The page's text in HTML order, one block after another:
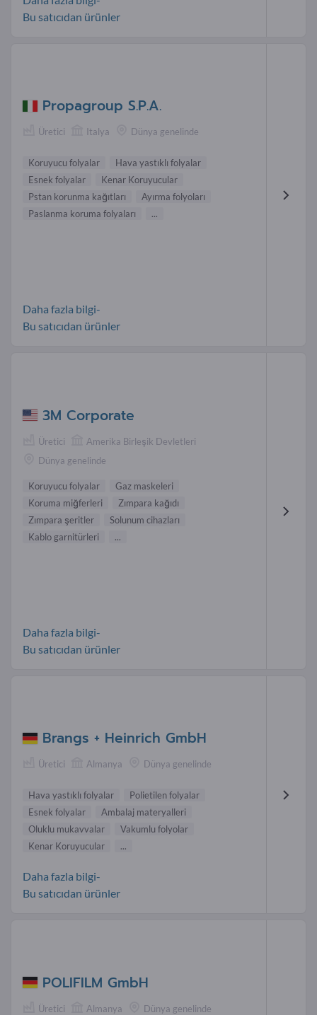
Bu satıcıdan ürünler
Propagroup S.P.A.
Üretici Italya Dünya genelinde
Koruyucu folyalar
Hava yastıklı folyalar
Esnek folyalar
Kenar Koruyucular
Pstan korunma kağıtları
Ayırma folyoları
Paslanma koruma folyaları
...
Daha fazla bilgi-
Bu satıcıdan ürünler
3M Corporate
Üretici
Amerika Birleşik Devletleri
Dünya genelinde
Koruyucu folyalar
Gaz maskeleri
Koruma miğferleri
Zımpara kağıdı
Zımpara şeritler
Solunum cihazları
Kablo garnitürleri
...
Daha fazla bilgi-
Bu satıcıdan ürünler
Brangs + Heinrich GmbH
Üretici Almanya Dünya genelinde
Hava yastıklı folyalar
Polietilen folyalar
Esnek folyalar
Ambalaj materyalleri
Oluklu mukavvalar
Vakumlu folyolar
Kenar Koruyucular
...
Daha fazla bilgi-
Bu satıcıdan ürünler
POLIFILM GmbH
Üretici Almanya Dünya genelinde